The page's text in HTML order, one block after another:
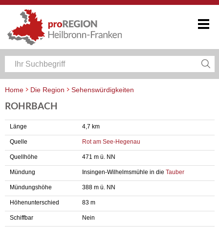
Home Die Region Sehenswürdigkeiten
ROHRBACH
Länge 4,7 km
Quelle Rot am See-Hegenau
Quellhöhe 471 m ü. NN
Mündung Insingen-Wilhelmsmühle in die Tauber
Mündungshöhe 388 m ü. NN
Höhenunterschied 83 m
Schiffbar Nein